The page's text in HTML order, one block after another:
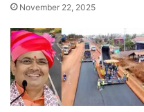
November 22, 2025